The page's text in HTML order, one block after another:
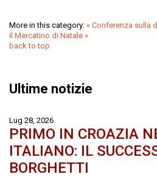
More in this category: « Conferenza sulla
il Mercatino di Natale »
back to top
Ultime notizie
Lug 28, 2026
PRIMO IN CROAZIA
ITALIANO: IL
BORGHETTI